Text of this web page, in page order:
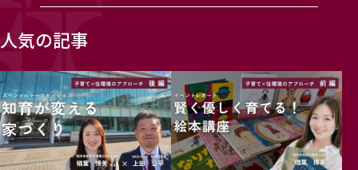
人気の記事